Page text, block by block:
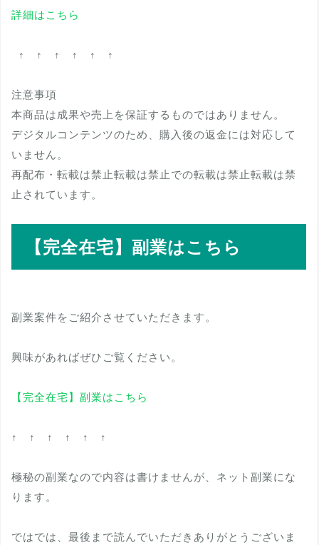
詳細はこちら
↑ ↑ ↑ ↑ ↑ ↑
注意事項
本商品は成果や売上を保証するものではありません。
デジタルコンテンツのため、購入後の返金には対応して
いません。
再配布・転載は禁止転載は禁止での転載は禁止転載は禁
止されています。
【完全在宅】副業はこちら
副業案件をご紹介させていただきます。
興味があればぜひご覧ください。
【完全在宅】副業はこちら
↑ ↑ ↑ ↑ ↑ ↑
極秘の副業なので内容は書けませんが、ネット副業にな
ります。
ではでは、最後まで読んでいただきありがとうございま